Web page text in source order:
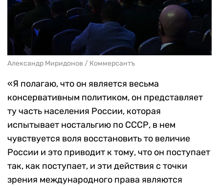
Александр Миридонов / Коммерсантъ
«Я полагаю, что он является весьма
консервативным политиком, он представляет
ту часть населения России, которая
испытывает ностальгию по СССР, в нем
чувствуется воля восстановить то величие
России и это приводит к тому, что он поступает
так, как поступает, и эти действия с точки
зрения международного права являются